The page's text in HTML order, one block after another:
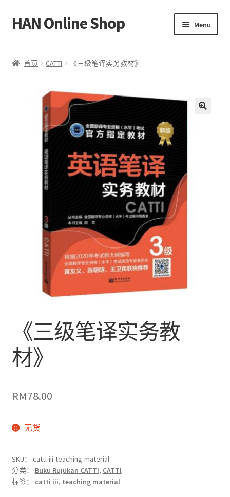
Skip
to
Skip
to
HAN Online Shop Menu
Expand
Bahasa Melayu
首页 CATTI 《三级笔译实务教材》
《三级笔译实务教
材》
RM78.00
无货
SKU： catti-iii-teaching-material
分类： Buku Rujukan CATTI, CATTI
标签： catti iii, teaching material